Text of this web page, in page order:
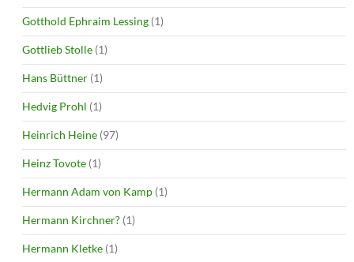
Gotthold Ephraim Lessing (1)
Gottlieb Stolle (1)
Hans Büttner (1)
Hedvig Prohl (1)
Heinrich Heine (97)
Heinz Tovote (1)
Hermann Adam von Kamp (1)
Hermann Kirchner? (1)
Hermann Kletke (1)